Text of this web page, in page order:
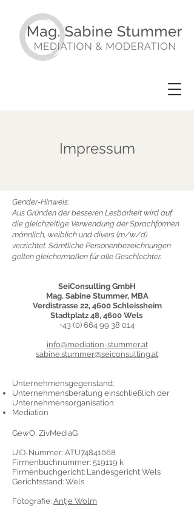
Impressum
Gender-Hinweis:
Aus Gründen der besseren Lesbarkeit wird auf
die gleichzeitige Verwendung der Sprachformen
männlich, weiblich und divers (m/w/d)
verzichtet. Sämtliche Personenbezeichnungen
gelten gleichermaßen für alle Geschlechter.
SeiConsulting GmbH
Mag. Sabine Stummer, MBA
Verdistrasse 22, 4600 Schleissheim
Stadtplatz 48, 4600 Wels
+43 (0) 664 99 38 014
info@mediation-stummer.at​
sabine.stummer@seiconsulting.at
Unternehmensgegenstand:
Unternehmensberatung einschließlich der
Unternehmensorganisation
Mediation
GewO, ZivMediaG
UID-Nummer: ATU74841068
Firmenbuchnummer: 519119 k
Firmenbuchgericht: Landesgericht Wels
Gerichtsstand: Wels
Fotografie: Antje Wolm